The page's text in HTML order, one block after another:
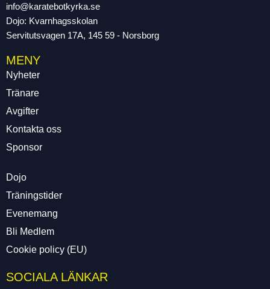
info@karatebotkyrka.se
Dojo: Kvarnhagsskolan
Servitutsvagen 17A, 145 59 - Norsborg
MENY
Nyheter
Tränare
Avgifter
Kontakta oss
Sponsor
Dojo
Träningstider
Evenemang
Bli Medlem
Cookie policy (EU)
SOCIALA LÄNKAR